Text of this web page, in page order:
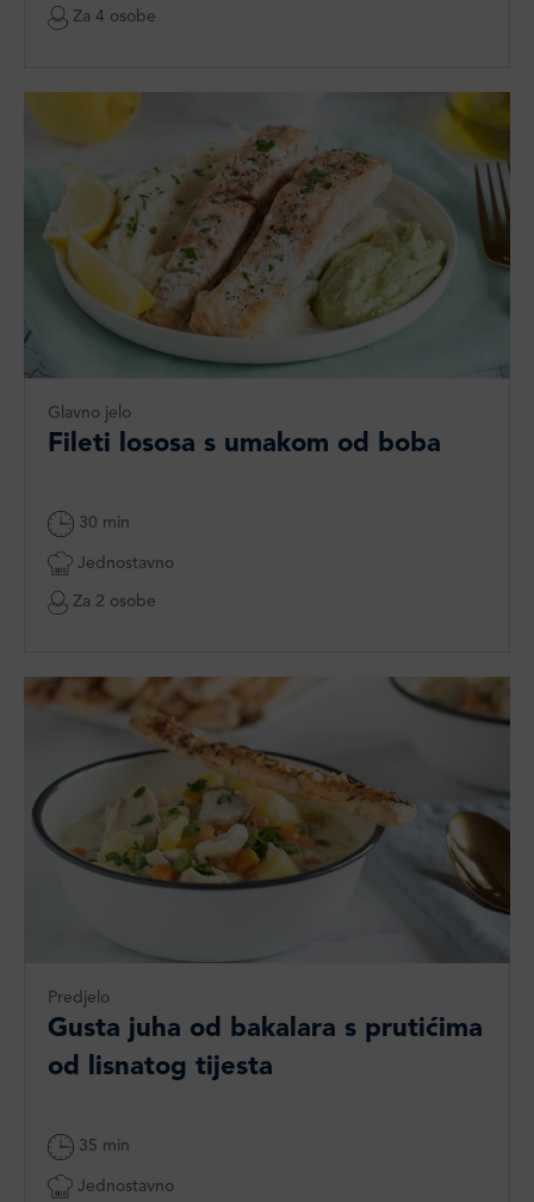
Za 4 osobe
Glavno jelo
Fileti lososa s umakom od boba
30 min
Jednostavno
Za 2 osobe
Predjelo
Gusta juha od bakalara s prutićima
od lisnatog tijesta
35 min
Jednostavno